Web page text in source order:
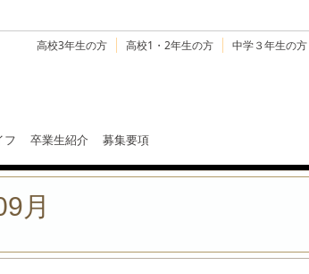
高校3年生の方 高校1・2年生の方 中学３年生の方
フ 卒業生紹介 募集要項
月